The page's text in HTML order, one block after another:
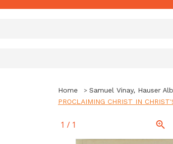
Home
Samuel Vinay, Hauser
PROCLAIMING CHRIST IN
1 / 1